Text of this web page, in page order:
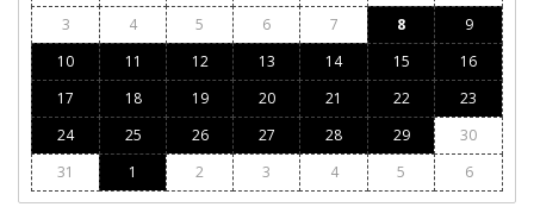
3
4 5 6 7 8
9
10
11 12 13 14 15
16
17
18 19 20 21 22
23
24
25 26 27 28 29
30
31
1 2 3 4 5 6